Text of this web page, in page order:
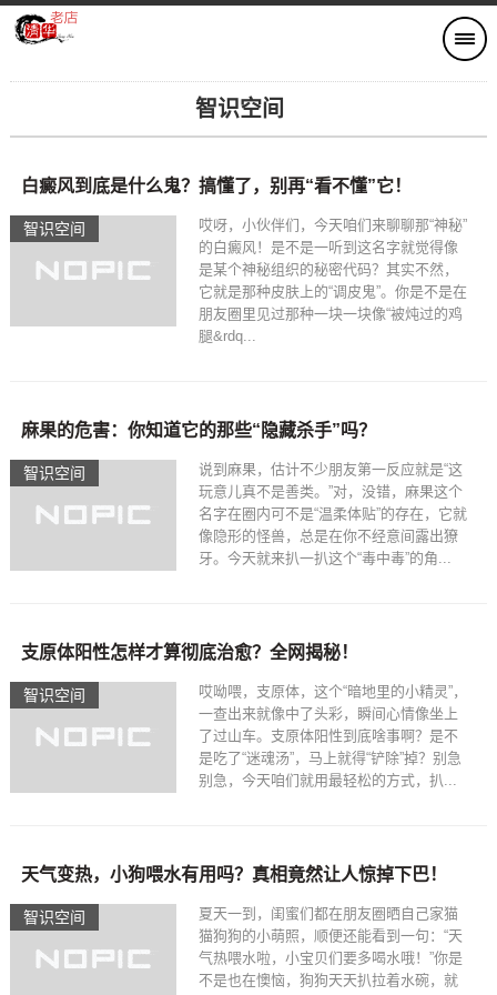
智识空间​
智识空间​
白癜风到底是什么鬼？搞懂了，别再“看不懂”它！
哎呀，小伙伴们，今天咱们来聊聊那“神秘”
的白癜风！是不是一听到这名字就觉得像
是某个神秘组织的秘密代码？其实不然，
它就是那种皮肤上的“调皮鬼”。你是不是在
朋友圈里见过那种一块一块像“被炖过的鸡
腿&rdq...
智识空间​
麻果的危害：你知道它的那些“隐藏杀手”吗？
说到麻果，估计不少朋友第一反应就是“这
玩意儿真不是善类。”对，没错，麻果这个
名字在圈内可不是“温柔体贴”的存在，它就
像隐形的怪兽，总是在你不经意间露出獠
牙。今天就来扒一扒这个“毒中毒”的角...
智识空间​
支原体阳性怎样才算彻底治愈？全网揭秘！
哎呦喂，支原体，这个“暗地里的小精灵”，
一查出来就像中了头彩，瞬间心情像坐上
了过山车。支原体阳性到底啥事啊？是不
是吃了“迷魂汤”，马上就得“铲除”掉？别急
别急，今天咱们就用最轻松的方式，扒...
智识空间​
天气变热，小狗喂水有用吗？真相竟然让人惊掉下巴！
夏天一到，闺蜜们都在朋友圈晒自己家猫
猫狗狗的小萌照，顺便还能看到一句：“天
气热喂水啦，小宝贝们要多喝水哦！”你是
不是也在懊恼，狗狗天天扒拉着水碗，就